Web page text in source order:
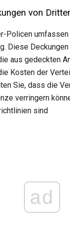
von
Policen
Diese
aus gedeckten
Kosten der
Sie, dass die
verringern
sind
ad